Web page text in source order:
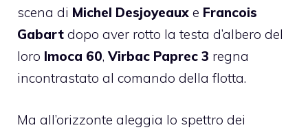
scena di Michel Desjoyeaux e Francois
Gabart dopo aver rotto la testa d’albero del
loro Imoca 60, Virbac Paprec 3 regna
incontrastato al comando della flotta.
Ma all’orizzonte aleggia lo spettro dei